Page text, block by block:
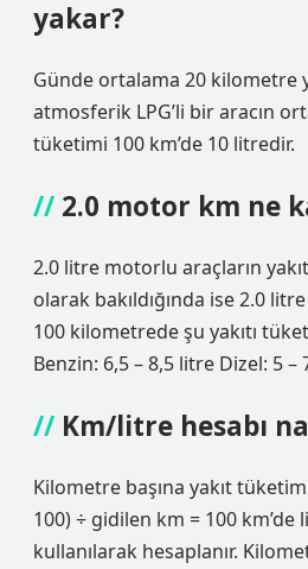
yakar?
Günde ortalama 20 kilometre
atmosferik LPG’li bir aracın
tüketimi 100 km’de 10 litredir.
2.0 motor km ne
2.0 litre motorlu araçların
olarak bakıldığında ise 2.0
100 kilometrede şu yakıtı
Benzin: 6,5 – 8,5 litre Dizel: 5 –
Km/litre hesabı
Kilometre başına yakıt
100) ÷ gidilen km = 100
kullanılarak hesaplanır.